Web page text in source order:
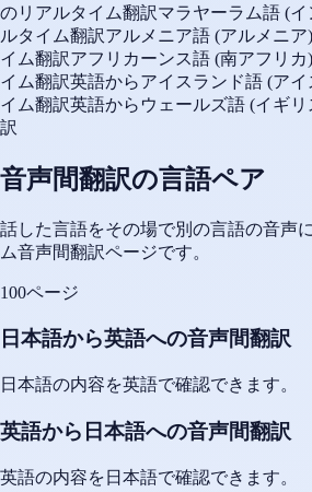
のリアルタイム翻訳マラヤーラム語 (
ルタイム翻訳アルメニア語 (アルメニ
イム翻訳アフリカーンス語 (南アフリ
イム翻訳英語からアイスランド語 (ア
イム翻訳英語からウェールズ語 (イギ
訳
音声間翻訳の言語ペア
話した言語をその場で別の言語の音声
ム音声間翻訳ページです。
100ページ
日本語から英語への音声間翻訳
日本語の内容を英語で確認できます。
英語から日本語への音声間翻訳
英語の内容を日本語で確認できます。